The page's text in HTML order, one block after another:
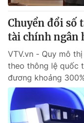
Chuyển đổi số
tài chính ngân
VTV.vn - Quy mô
theo thông lệ quốc
đương khoảng